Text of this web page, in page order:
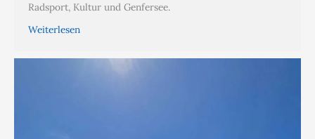
Radsport, Kultur und Genfersee.
Weiterlesen